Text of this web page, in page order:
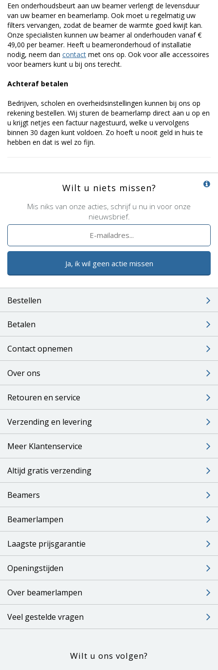
Een onderhoudsbeurt aan uw beamer verlengt de levensduur
van uw beamer en beamerlamp. Ook moet u regelmatig uw
filters vervangen, zodat de beamer de warmte goed kwijt kan.
Onze specialisten kunnen uw beamer al onderhouden vanaf €
49,00 per beamer. Heeft u beameronderhoud of installatie
nodig, neem dan contact met ons op. Ook voor alle accessoires
voor beamers kunt u bij ons terecht.
Achteraf betalen
Bedrijven, scholen en overheidsinstellingen kunnen bij ons op
rekening bestellen. Wij sturen de beamerlamp direct aan u op en
u krijgt netjes een factuur nagestuurd, welke u vervolgens
binnen 30 dagen kunt voldoen. Zo hoeft u nooit geld in huis te
hebben en dat is wel zo fijn.
Wilt u niets missen?
Mis niks van onze acties, schrijf u nu in voor onze
nieuwsbrief.
Ja, ik wil geen actie missen
Bestellen
Betalen
Contact opnemen
Over ons
Retouren en service
Verzending en levering
Meer Klantenservice
Altijd gratis verzending
Beamers
Beamerlampen
Laagste prijsgarantie
Openingstijden
Over beamerlampen
Veel gestelde vragen
Wilt u ons volgen?